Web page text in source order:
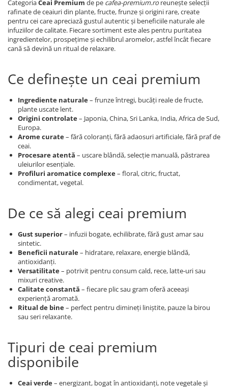
CategoriaCeai Premium de pe cafea-premium.ro reunește selecții
rafinate de ceaiuri din plante, fructe, frunze și origini rare, create
pentru cei care apreciază gustul autentic și beneficiile naturale ale
infuziilor de calitate. Fiecare sortiment este ales pentru puritatea
ingredientelor, prospețime și echilibrul aromelor, astfel încât fiecare
cană să devină un ritual de relaxare.
Ce definește un ceai premium
Ingrediente naturale– frunze întregi, bucăți reale de fructe,
plante uscate lent.
Origini controlate– Japonia, China, Sri Lanka, India, Africa de Sud,
Europa.
Arome curate– fără coloranți, fără adaosuri artificiale, fără praf de
ceai.
Procesare atentă – uscare blândă, selecție manuală, păstrarea
uleiurilor esențiale.
Profiluri aromatice complexe– floral, citric, fructat,
condimentat, vegetal.
De ce să alegi ceai premium
Gust superior– infuzii bogate, echilibrate, fără gust amar sau
sintetic.
Beneficii naturale– hidratare, relaxare, energie blândă,
antioxidanți.
Versatilitate– potrivit pentru consum cald, rece, latte-uri sau
mixuri creative.
Calitate constantă – fiecare plic sau gram oferă aceeași
experiență aromată.
Ritual de bine– perfect pentru dimineți liniștite, pauze la birou
sau seri relaxante.
Tipuri de ceai premium
disponibile
Ceai verde– energizant, bogat în antioxidanți, note vegetale și